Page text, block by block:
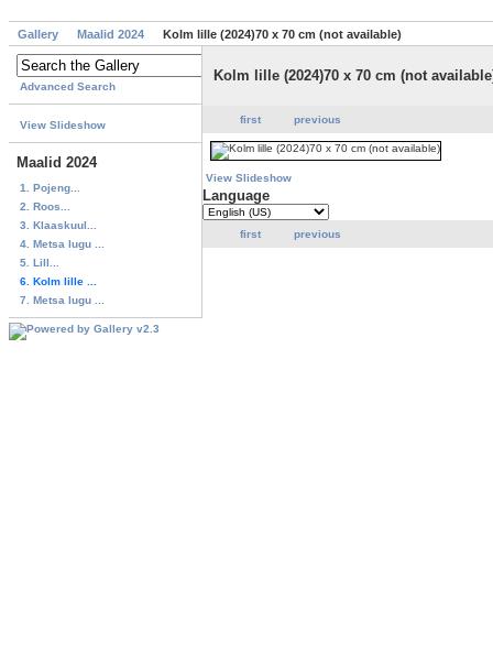
Gallery Maalid 2024 Kolm lille (2024)70 x 70 cm (not available)
Advanced Search
View Slideshow
Maalid 2024
1. Pojeng...
2. Roos...
3. Klaaskuul...
4. Metsa lugu ...
5. Lill...
6. Kolm lille ...
7. Metsa lugu ...
Kolm lille (2024)70 x 70 cm (not
first previous
View Slideshow
Language
first previous